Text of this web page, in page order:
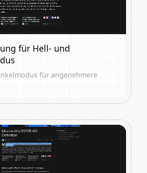
für Hell- und
für angenehmere